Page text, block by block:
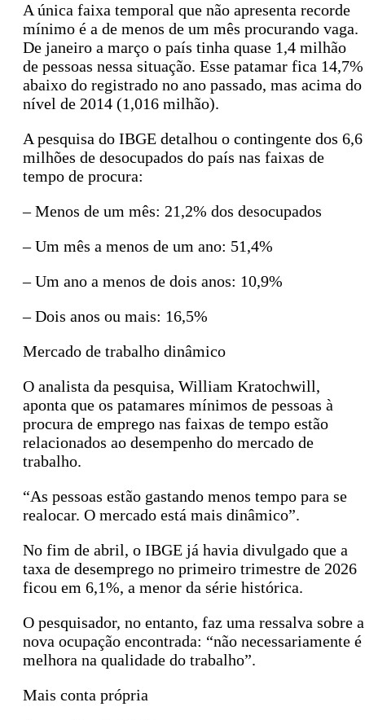
A única faixa temporal que não apresenta recorde
mínimo é a de menos de um mês procurando vaga.
De janeiro a março o país tinha quase 1,4 milhão
de pessoas nessa situação. Esse patamar fica 14,7%
abaixo do registrado no ano passado, mas acima do
nível de 2014 (1,016 milhão).
A pesquisa do IBGE detalhou o contingente dos 6,6
milhões de desocupados do país nas faixas de
tempo de procura:
– Menos de um mês: 21,2% dos desocupados
– Um mês a menos de um ano: 51,4%
– Um ano a menos de dois anos: 10,9%
– Dois anos ou mais: 16,5%
Mercado de trabalho dinâmico
O analista da pesquisa, William Kratochwill,
aponta que os patamares mínimos de pessoas à
procura de emprego nas faixas de tempo estão
relacionados ao desempenho do mercado de
trabalho.
“As pessoas estão gastando menos tempo para se
realocar. O mercado está mais dinâmico”.
No fim de abril, o IBGE já havia divulgado que a
taxa de desemprego no primeiro trimestre de 2026
ficou em 6,1%, a menor da série histórica.
O pesquisador, no entanto, faz uma ressalva sobre a
nova ocupação encontrada: “não necessariamente é
melhora na qualidade do trabalho”.
Mais conta própria